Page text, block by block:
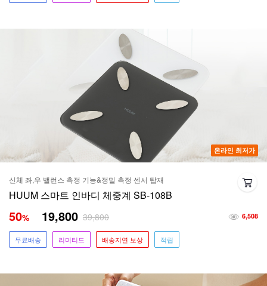
온라인 최저가
신체 좌,우 밸런스 측정 기능&정밀 측정 센서 탑재
HUUM 스마트 인바디 체중계 SB-108B
6,508
50% 19,800 39,800
무료배송 리미티드 배송지연 보상 적립